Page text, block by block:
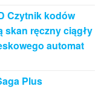
Czytnik kodów
skan ręczny ciągły
automat
Plus